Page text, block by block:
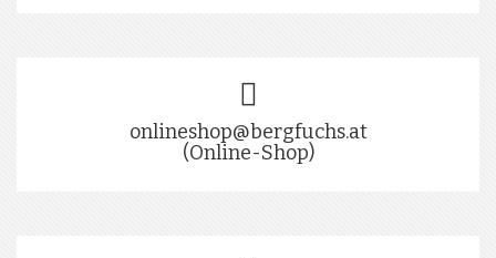
onlineshop@bergfuchs.at
(Online-Shop)